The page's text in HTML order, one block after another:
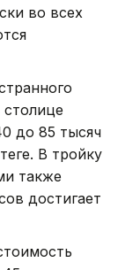
во всех
до 85 тысяч
В тройку
также
достигает